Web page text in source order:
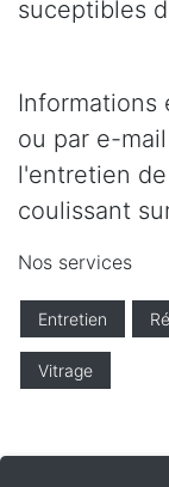
suceptibles
Informations
ou par e-
l'entretien
coulissant
Nos services
Entretien
Vitrage